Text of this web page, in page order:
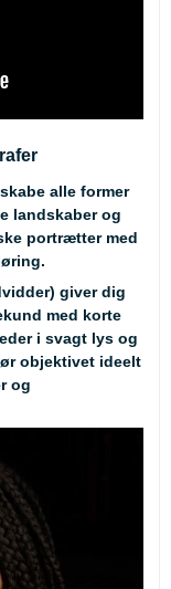
alle former
landskaber og
portrætter med
giver dig
med korte
i svagt lys og
objektivet ideelt
og